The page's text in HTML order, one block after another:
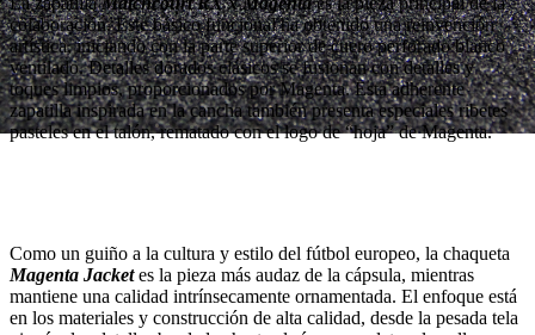
colaboración. Este básico funcional ha obtenido una reinvención
artística, iniciando con la parte superior de cuero perforado blanco
ventilado. Detalles dorados clásicos se fusionan con detalles y
toques limpios, proporcionados por Magenta. Esta adherente
zapatilla inspirada en la cancha también presenta especiales ribetes
pasteles en el talón, rematado con el logo de “hoja” de Magenta.
Como un guiño a la cultura y estilo del fútbol europeo, la chaqueta
Magenta Jacketes la pieza más audaz de la cápsula, mientras
mantiene una calidad intrínsecamente ornamentada. El enfoque está
en los materiales y construcción de alta calidad, desde la pesada tela